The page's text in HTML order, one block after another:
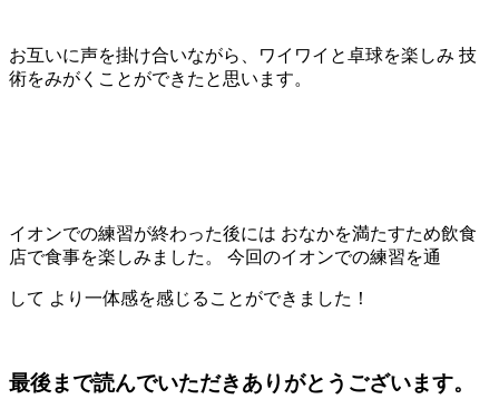
お互いに声を掛け合いながら、ワイワイと卓球を楽しみ 技
術をみがくことができたと思います。
イオンでの練習が終わった後には おなかを満たすため飲食
店で食事を楽しみました。 今回のイオンでの練習を通
して より一体感を感じることができました！
最後まで読んでいただきありがとうございます。